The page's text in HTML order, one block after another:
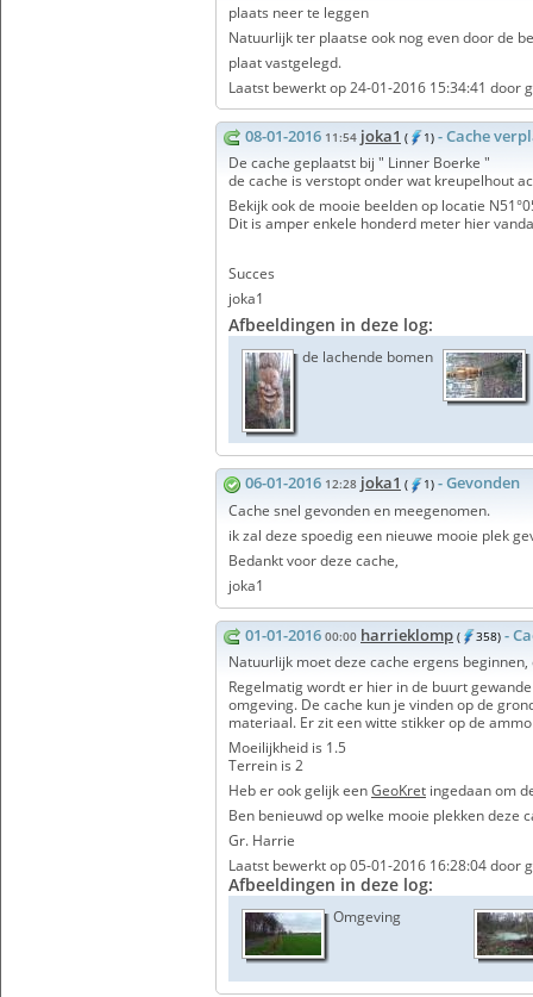
plaats neer te leggen
Natuurlijk ter plaatse ook nog even door de
plaat vastgelegd.
Laatst bewerkt op 24-01-2016 15:34:41
08-01-2016 11:54 joka1 ( 1) - Cache
De cache geplaatst bij " Linner Boerke "
de cache is verstopt onder wat kreupelhout
Bekijk ook de mooie beelden op locatie
Dit is amper enkele honderd meter hier
Succes
joka1
Afbeeldingen in deze log:
de lachende bomen
06-01-2016 12:28 joka1 ( 1) - Gevonden
Cache snel gevonden en meegenomen.
ik zal deze spoedig een nieuwe mooie plek
Bedankt voor deze cache,
joka1
01-01-2016 00:00 harrieklomp ( 358) -
Natuurlijk moet deze cache ergens beginnen,
Regelmatig wordt er hier in de buurt
omgeving. De cache kun je vinden op de
materiaal. Er zit een witte stikker op de
Moeilijkheid is 1.5
Terrein is 2
Heb er ook gelijk eenGeoKret ingedaan om
Ben benieuwd op welke mooie plekken deze
Gr. Harrie
Laatst bewerkt op 05-01-2016 16:28:04
Afbeeldingen in deze log:
Omgeving